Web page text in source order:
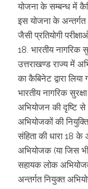
योजना के सम्बन्ध में
इस योजना के अन्तर्गत
जैसी प्रतियोगी
18. भारतीय नागरिक
उत्तराखण्ड राज्य में
का कैबिनेट द्वारा लिया
भारतीय नागरिक
अभियोजन की दृष्टि
अभियोजकों की
संहिता की धारा 18
अभियोजक (या जिस भी
सहायक लोक
अन्तर्गत नियुक्त